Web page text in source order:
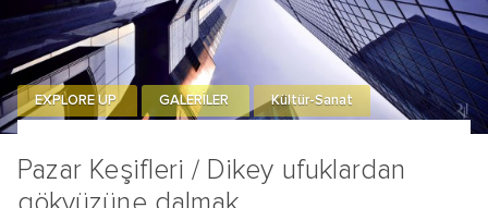
Pazar Keşifleri / Dikey ufuklardan
EXPLORE UP GALERİLER Kültür-Sanat